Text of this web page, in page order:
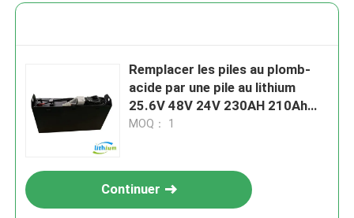
Remplacer les piles au plomb-
acide par une pile au lithium
25.6V 48V 24V 230AH 210Ah
400Ah 560Ah
MOQ： 1
Continuer